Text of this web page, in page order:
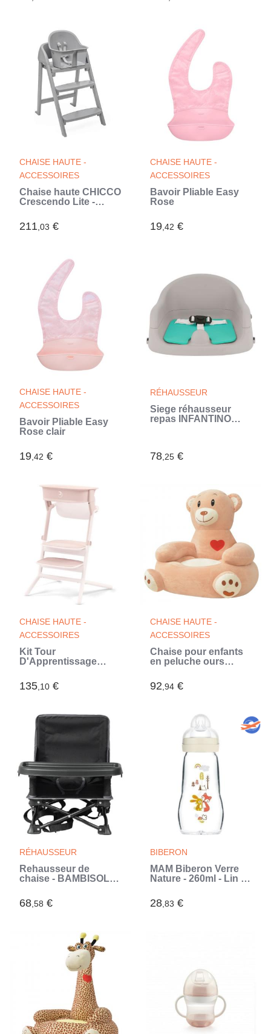
CHAISE HAUTE -
ACCESSOIRES
Chaise haute CHICCO
Crescendo Lite -
211,03 €
CHAISE HAUTE -
ACCESSOIRES
Bavoir Pliable Easy
Rose
19,42 €
CHAISE HAUTE -
ACCESSOIRES
Bavoir Pliable Easy
Rose clair
19,42 €
RÉHAUSSEUR
Siege réhausseur
repas INFANTINO
78,25 €
CHAISE HAUTE -
ACCESSOIRES
Kit Tour
D'Apprentissage
Lemo 2 - Pearl Pink -
CYBEX (Rose)
135,10 €
CHAISE HAUTE -
ACCESSOIRES
Chaise pour enfants
en peluche ours
92,94 €
RÉHAUSSEUR
Rehausseur de
chaise - BAMBISOL -
chaise enfant 3/5 ans
- Pliable - Noir (Noir)
68,58 €
BIBERON
MAM Biberon Verre
Nature - 260ml - Lin -
28,83 €